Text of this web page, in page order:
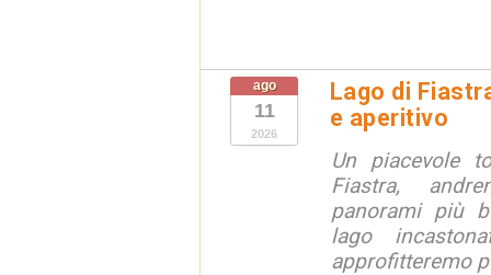
ago
11
2026
Lago di
e aperitivo
Un piacevole
Fiastra,
panorami più
lago
approfitteremo